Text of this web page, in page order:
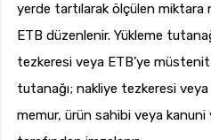
yerde tartılarak ölçülen miktara
ETB düzenlenir. Yükleme
tezkeresi veya ETB’ye müstenit
tutanağı; nakliye tezkeresi veya
memur, ürün sahibi veya kanuni